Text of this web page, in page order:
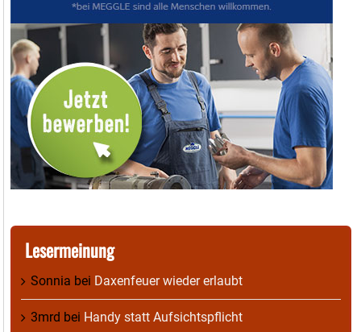
Lesermeinung
Sonnia bei Daxenfeuer wieder erlaubt
3mrd bei Handy statt Aufsichtspflicht